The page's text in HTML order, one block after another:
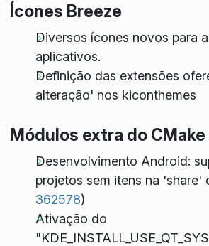
Ícones Breeze
Diversos ícones novos para
aplicativos.
Definição das extensões
alteração' nos kiconthemes
Módulos extra do CMake
Desenvolvimento Android:
projetos sem itens na 'share'
362578)
Ativação do